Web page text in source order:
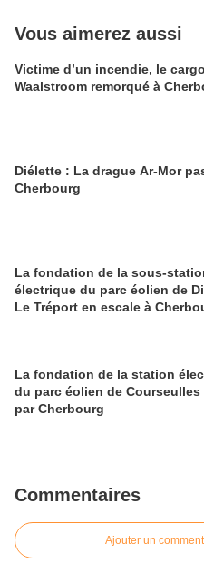
Vous aimerez aussi
Victime d’un incendie, le
Waalstroom remorqué à
Diélette : La drague Ar-Mor
Cherbourg
La fondation de la sous-
électrique du parc éolien de
Le Tréport en escale à
La fondation de la station
du parc éolien de Courseulles
par Cherbourg
Commentaires
Ajouter un